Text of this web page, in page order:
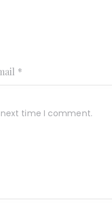
time I comment.